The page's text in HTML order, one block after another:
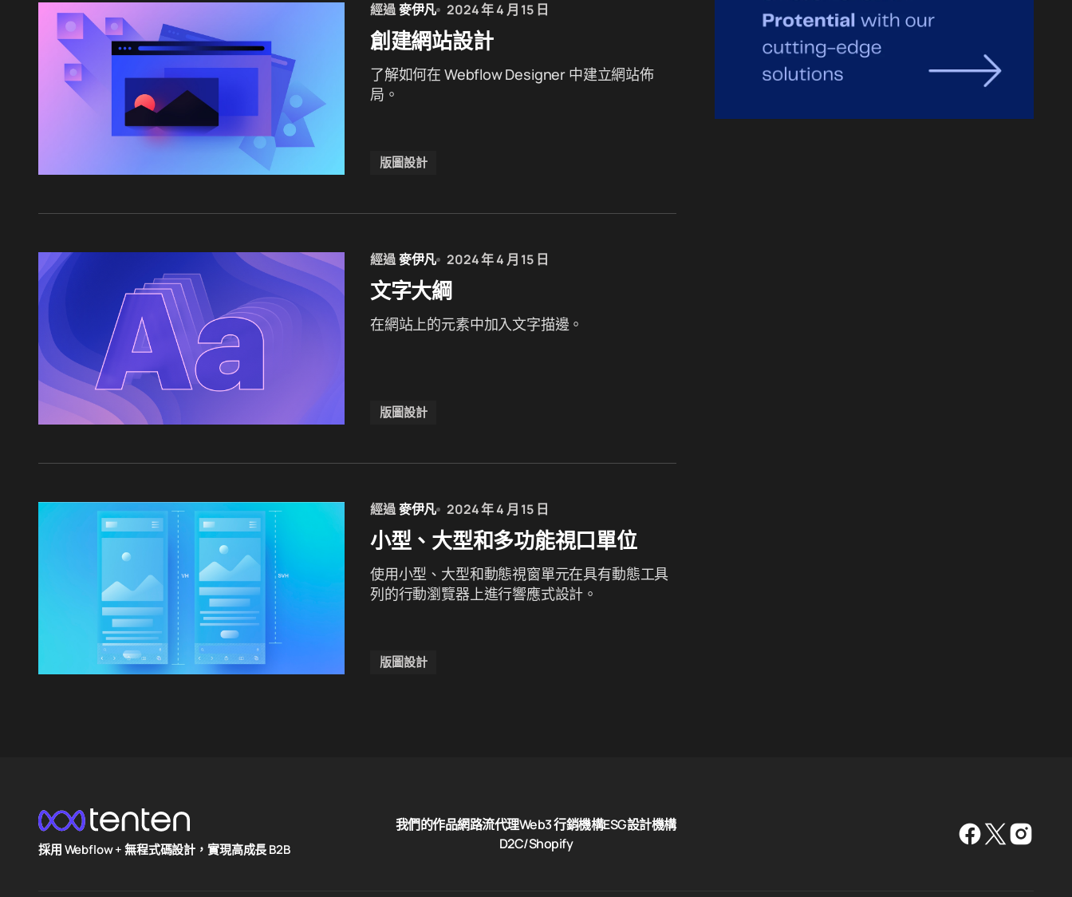
經過麥伊凡 2024 年 4 月 15 日
創建網站設計
了解如何在 Webflow Designer 中建立網站佈
局。
版圖設計
經過麥伊凡 2024 年 4 月 15 日
文字大綱
在網站上的元素中加入文字描邊。
版圖設計
經過麥伊凡 2024 年 4 月 15 日
小型、大型和多功能視口單位
使用小型、大型和動態視窗單元在具有動態工具
列的行動瀏覽器上進行響應式設計。
版圖設計
採用 Webflow + 無程式碼設計，實現高成長 B2B
我們的作品網路流代理Web3 行銷機構ESG設計機構
D2C/Shopify